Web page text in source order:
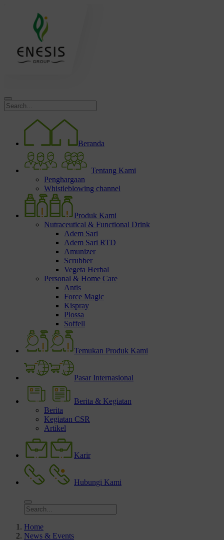
Beranda
Tentang Kami
Penghargaan
Whistleblowing channel
Produk Kami
Nutraceutical & Functional Drink
Adem Sari
Adem Sari RTD
Amunizer
Scrubber
Vegeta Herbal
Personal & Home Care
Antis
Force Magic
Kispray
Plossa
Soffell
Temukan Produk Kami
Pasar Internasional
Berita & Kegiatan
Berita
Kegiatan CSR
Artikel
Karir
Hubungi Kami
Home
News & Events